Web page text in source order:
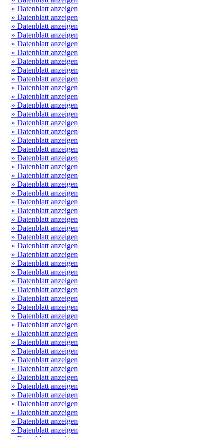
» Datenblatt anzeigen
» Datenblatt anzeigen
» Datenblatt anzeigen
» Datenblatt anzeigen
» Datenblatt anzeigen
» Datenblatt anzeigen
» Datenblatt anzeigen
» Datenblatt anzeigen
» Datenblatt anzeigen
» Datenblatt anzeigen
» Datenblatt anzeigen
» Datenblatt anzeigen
» Datenblatt anzeigen
» Datenblatt anzeigen
» Datenblatt anzeigen
» Datenblatt anzeigen
» Datenblatt anzeigen
» Datenblatt anzeigen
» Datenblatt anzeigen
» Datenblatt anzeigen
» Datenblatt anzeigen
» Datenblatt anzeigen
» Datenblatt anzeigen
» Datenblatt anzeigen
» Datenblatt anzeigen
» Datenblatt anzeigen
» Datenblatt anzeigen
» Datenblatt anzeigen
» Datenblatt anzeigen
» Datenblatt anzeigen
» Datenblatt anzeigen
» Datenblatt anzeigen
» Datenblatt anzeigen
» Datenblatt anzeigen
» Datenblatt anzeigen
» Datenblatt anzeigen
» Datenblatt anzeigen
» Datenblatt anzeigen
» Datenblatt anzeigen
» Datenblatt anzeigen
» Datenblatt anzeigen
» Datenblatt anzeigen
» Datenblatt anzeigen
» Datenblatt anzeigen
» Datenblatt anzeigen
» Datenblatt anzeigen
» Datenblatt anzeigen
» Datenblatt anzeigen
» Datenblatt anzeigen